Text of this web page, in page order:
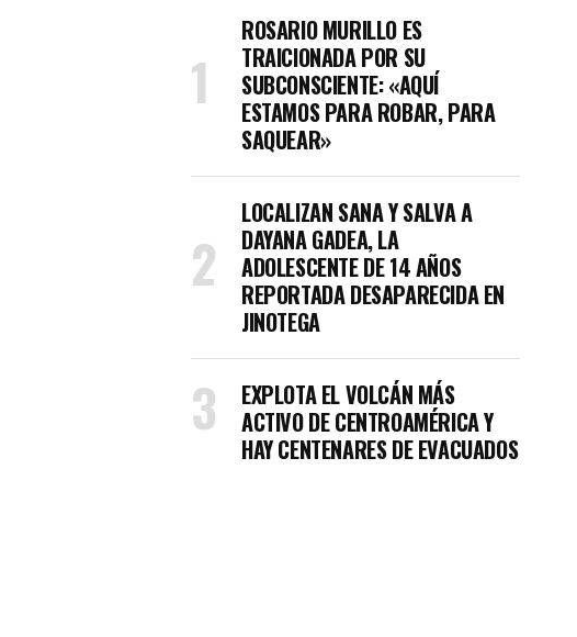
ROSARIO MURILLO ES
TRAICIONADA POR SU
SUBCONSCIENTE: «AQUÍ
ESTAMOS PARA ROBAR, PARA
SAQUEAR»
LOCALIZAN SANA Y SALVA A
DAYANA GADEA, LA
ADOLESCENTE DE 14 AÑOS
REPORTADA DESAPARECIDA EN
JINOTEGA
EXPLOTA EL VOLCÁN MÁS
ACTIVO DE CENTROAMÉRICA Y
HAY CENTENARES DE EVACUADOS